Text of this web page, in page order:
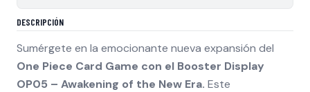
DESCRIPCIÓN
Sumérgete en la emocionante nueva expansión del
One Piece Card Game con el Booster Display
OP05 – Awakening of the New Era. Este